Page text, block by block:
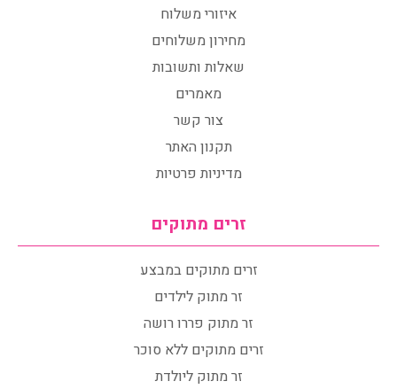
איזורי משלוח
מחירון משלוחים
שאלות ותשובות
מאמרים
צור קשר
תקנון האתר
מדיניות פרטיות
זרים מתוקים
זרים מתוקים במבצע
זר מתוק לילדים
זר מתוק פררו רושה
זרים מתוקים ללא סוכר
זר מתוק ליולדת